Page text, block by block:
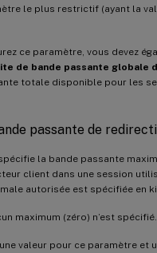
le plus restrictif (ayant la
ce paramètre, vous devez
de bande passante globale
totale disponible pour les
passante de
la bande passante
client dans une session
autorisée est spécifiée en
maximum (zéro) n’est spécifié.
valeur pour ce paramètre et